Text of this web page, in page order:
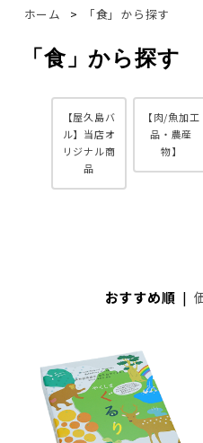
ホーム > 「食」から探す
「食」から探す
【屋久島バ
ル】当店オ
リジナル商
品
【肉/魚加工
品・農産
物】
おすすめ順 |